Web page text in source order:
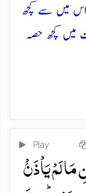
اس میں سے کچھ
میں کچھ حصہ
Play
لَمۡ یَاۡذَنۡۢ